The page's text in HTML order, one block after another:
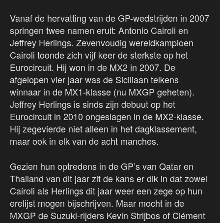
Vanaf de hervatting van de GP-wedstrijden in 2007
springen twee namen eruit: Antonio Cairoli en
Jeffrey Herlings. Zevenvoudig wereldkampioen
Cairoli toonde zich vijf keer de sterkste op het
Eurocircuit. Hij won in de MX2 in 2007. De
afgelopen vier jaar was de Siciliaan telkens
winnaar in de MX1-klasse (nu MXGP geheten).
Jeffrey Herlings is sinds zijn debuut op het
Eurocircuit in 2010 ongeslagen in de MX2-klasse.
Hij zegevierde niet alleen in het dagklassement,
maar ook in elk van de acht manches.
Gezien hun optredens in de GP’s van Qatar en
Thailand van dit jaar zit de kans er dik in dat zowel
Cairoli als Herlings dit jaar weer een zege op hun
erelijst mogen bijschrijven. Maar mocht in de
MXGP de Suzuki-rijders Kevin Strijbos of Clément